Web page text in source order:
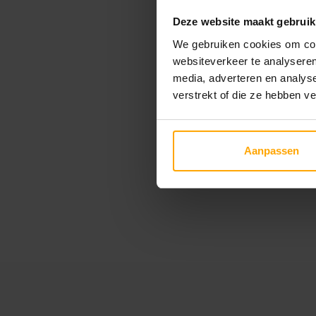
Deze website maakt
We gebruiken cookies om
websiteverkeer te
media, adverteren en
verstrekt of die ze hebben
Aanpassen